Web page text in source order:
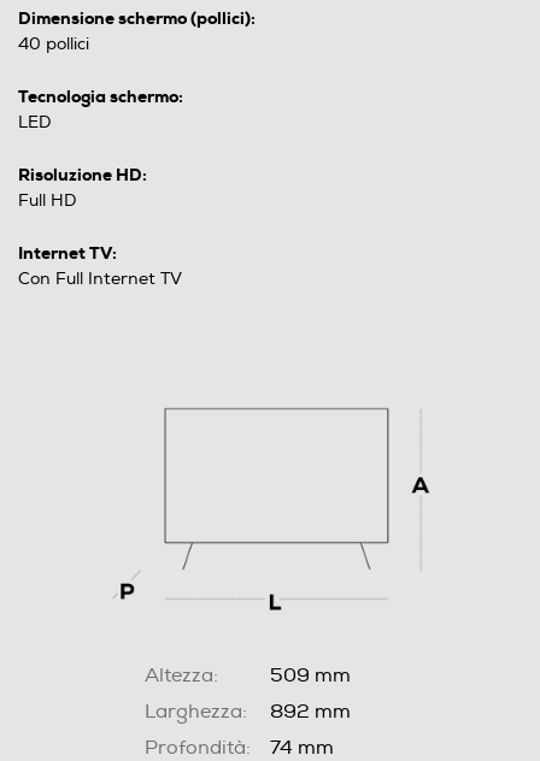
Dimensione schermo (pollici):
40 pollici
Tecnologia schermo:
LED
Risoluzione HD:
Full HD
Internet TV:
Con Full Internet TV
Altezza:
509 mm
Larghezza:
892 mm
Profondità:
74 mm